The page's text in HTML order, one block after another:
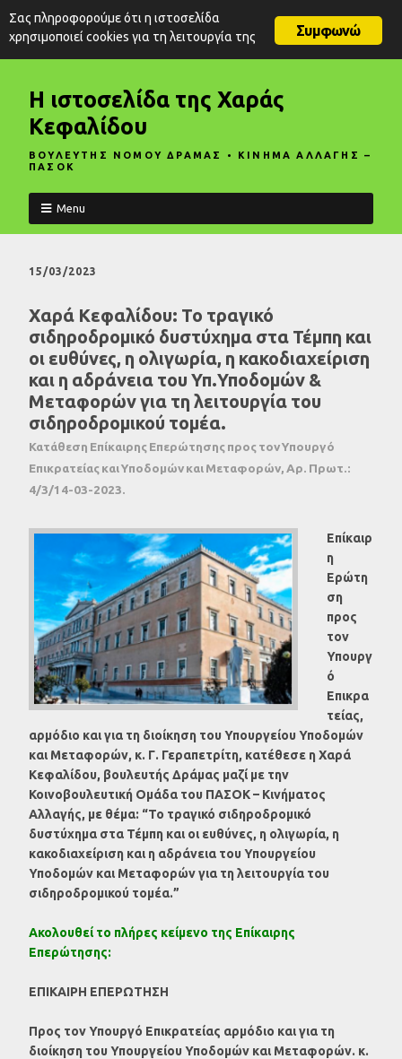
Η ιστοσελίδα της Χαράς
Κεφαλίδου
ΒΟΥΛΕΥΤΗΣ ΝΟΜΟΥ ΔΡΑΜΑΣ • ΚΙΝΗΜΑ ΑΛΛΑΓΗΣ –
ΠΑΣΟΚ
Menu
15/03/2023
Χαρά Κεφαλίδου: Το τραγικό
σιδηροδρομικό δυστύχημα στα Τέμπη και
οι ευθύνες, η ολιγωρία, η κακοδιαχείριση
και η αδράνεια του Υπ.Υποδομών &
Μεταφορών για τη λειτουργία του
σιδηροδρομικού τομέα.
Κατάθεση Επίκαιρης Επερώτησης προς τον Υπουργό
Επικρατείας και Υποδομών και Μεταφορών, Αρ. Πρωτ.:
4/3/14-03-2023.
Επίκαιρ
η
Ερώτη
ση
προς
τον
Υπουργ
ό
Επικρα
τείας,
αρμόδιο και για τη διοίκηση του Υπουργείου Υποδομών
και Μεταφορών, κ. Γ. Γεραπετρίτη, κατέθεσε η Χαρά
Κεφαλίδου, βουλευτής Δράμας μαζί με την
Κοινοβουλευτική Ομάδα του ΠΑΣΟΚ – Κινήματος
Αλλαγής, με θέμα: “Το τραγικό σιδηροδρομικό
δυστύχημα στα Τέμπη και οι ευθύνες, η ολιγωρία, η
κακοδιαχείριση και η αδράνεια του Υπουργείου
Υποδομών και Μεταφορών για τη λειτουργία του
σιδηροδρομικού τομέα.”
Ακολουθεί το πλήρες κείμενο της Επίκαιρης
Επερώτησης:
ΕΠΙΚΑΙΡΗ ΕΠΕΡΩΤΗΣΗ
Προς τον Υπουργό Επικρατείας αρμόδιο και για τη
διοίκηση του Υπουργείου Υποδομών και Μεταφορών. κ.
Συμφωνώ
Σας πληροφορούμε ότι η ιστοσελίδα
χρησιμοποιεί cookies για τη λειτουργία της